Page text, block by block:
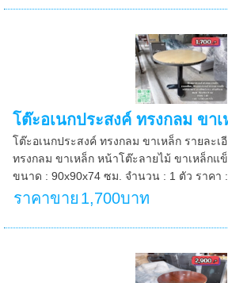
โต๊ะอเนกประสงค์ ทรงกลม ขาเ
โต๊ะอเนกประสงค์ ทรงกลม ขาเหล็ก รายละเ
ทรงกลม ขาเหล็ก หน้าโต๊ะลายไม้ ขาเหล็กแ
ขนาด : 90x90x74 ซม. จำนวน : 1 ตัว ราคา
ราคาขาย 1,700บาท